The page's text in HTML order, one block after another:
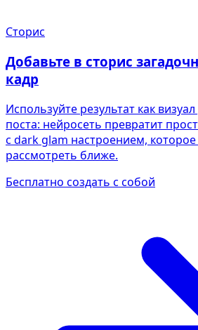
Сторис
Добавьте в сторис
кадр
Используйте результат как
поста: нейросеть превратит
с dark glam настроением, которое
рассмотреть ближе.
Бесплатно создать с собой